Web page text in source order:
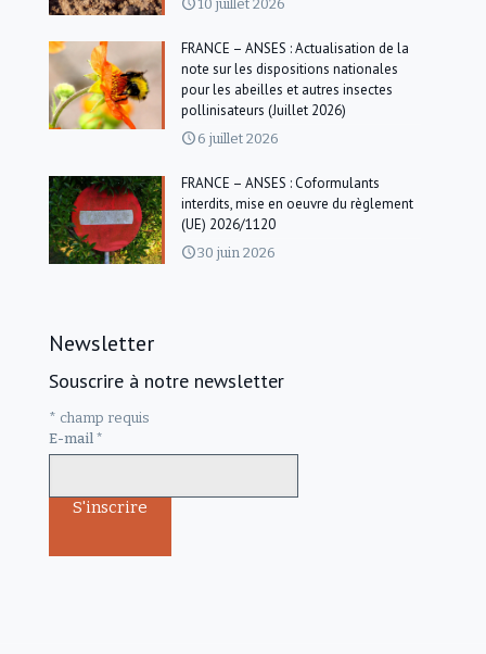
10 juillet 2026
FRANCE – ANSES : Actualisation de la
note sur les dispositions nationales
pour les abeilles et autres insectes
pollinisateurs (Juillet 2026)
6 juillet 2026
FRANCE – ANSES : Coformulants
interdits, mise en oeuvre du règlement
(UE) 2026/1120
30 juin 2026
Newsletter
Souscrire à notre newsletter
* champ requis
E-mail *